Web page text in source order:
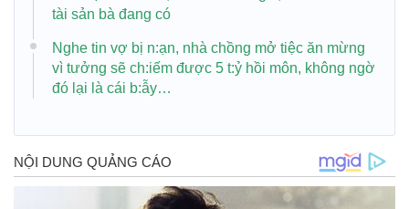
tài sản bà đang có
Nghe tin vợ bị n:ạn, nhà chồng mở tiệc ăn mừng
vì tưởng sẽ ch:iếm được 5 t:ỷ hồi môn, không ngờ
đó lại là cái b:ẫy…